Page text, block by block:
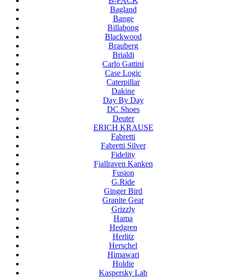
Bagland
Bange
Billabong
Blackwood
Brauberg
Brialdi
Carlo Gattini
Case Logic
Caterpillar
Dakine
Day By Day
DC Shoes
Deuter
ERICH KRAUSE
Fabretti
Fabretti Silver
Fidelity
Fjallraven Kanken
Fusion
G.Ride
Ginger Bird
Granite Gear
Grizzly
Hama
Hedgren
Herlitz
Herschel
Himawari
Holdie
Kaspersky Lab